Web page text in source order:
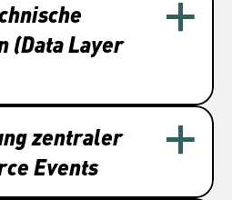
(Data Layer
zentraler
Events